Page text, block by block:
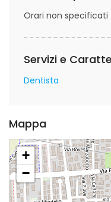
Orari non specificati
Servizi e
Dentista
Mappa
+
−